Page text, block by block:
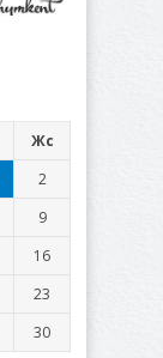
Жс
2
9
16
23
30